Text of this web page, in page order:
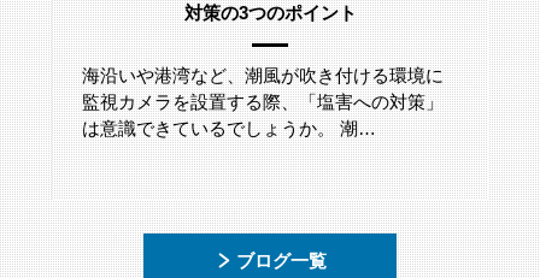
対策の3つのポイント
海沿いや港湾など、潮風が吹き付ける環境に
監視カメラを設置する際、「塩害への対策」
は意識できているでしょうか。 潮…
ブログ一覧